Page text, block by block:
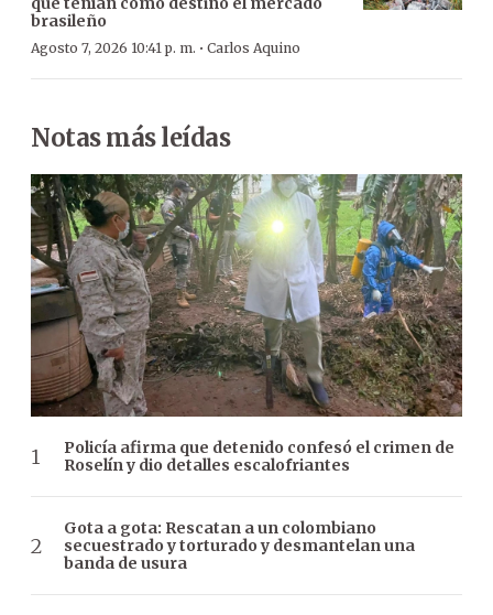
brasileño
Agosto 7, 2026 10:41 p. m. · Carlos Aquino
Notas más leídas
Policía afirma que detenido confesó el crimen de
Roselín y dio detalles escalofriantes
Gota a gota: Rescatan a un colombiano
secuestrado y torturado y desmantelan una
banda de usura